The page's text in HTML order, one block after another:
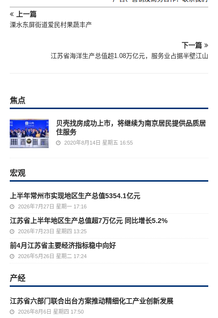
上一篇
溧水东屏街道爱民村果蔬丰产
下一篇
江苏省海洋生产总值超1.08万亿元，服务业占据半壁江山
焦点
贝壳找房成功上市，将继续为南京居民提供品质居
住服务
2020年8月14日 星期五 16:55
宏观
上半年常州市实现地区生产总值5354.1亿元
2026年7月27日 星期一 17:16
江苏省上半年地区生产总值超7万亿元 同比增长5.2%
2026年7月23日 星期四 13:25
前4月江苏省主要经济指标稳中向好
2026年5月26日 星期二 17:24
产经
江苏省六部门联合出台方案推动精细化工产业创新发展
2026年8月6日 星期四 17:50